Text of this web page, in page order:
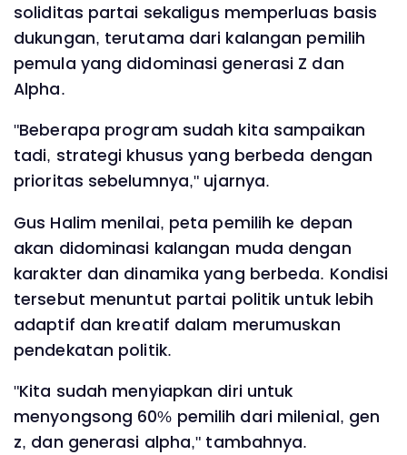
soliditas partai sekaligus memperluas basis
dukungan, terutama dari kalangan pemilih
pemula yang didominasi generasi Z dan
Alpha.
"Beberapa program sudah kita sampaikan
tadi, strategi khusus yang berbeda dengan
prioritas sebelumnya," ujarnya.
Gus Halim menilai, peta pemilih ke depan
akan didominasi kalangan muda dengan
karakter dan dinamika yang berbeda. Kondisi
tersebut menuntut partai politik untuk lebih
adaptif dan kreatif dalam merumuskan
pendekatan politik.
"Kita sudah menyiapkan diri untuk
menyongsong 60% pemilih dari milenial, gen
z, dan generasi alpha," tambahnya.